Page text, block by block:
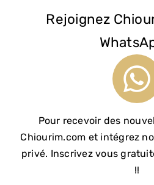
Rejoignez
Pour recevoir des
Chiourim.com et intégrez
privé. Inscrivez vous
!!